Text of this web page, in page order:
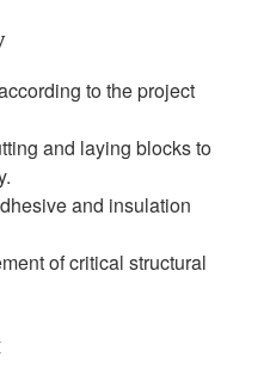
to the project
and laying blocks to
and insulation
of critical structural